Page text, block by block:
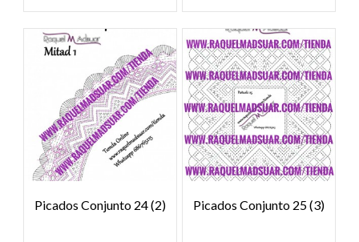
Picados Conjunto 24(2) Picados Conjunto 25(3)